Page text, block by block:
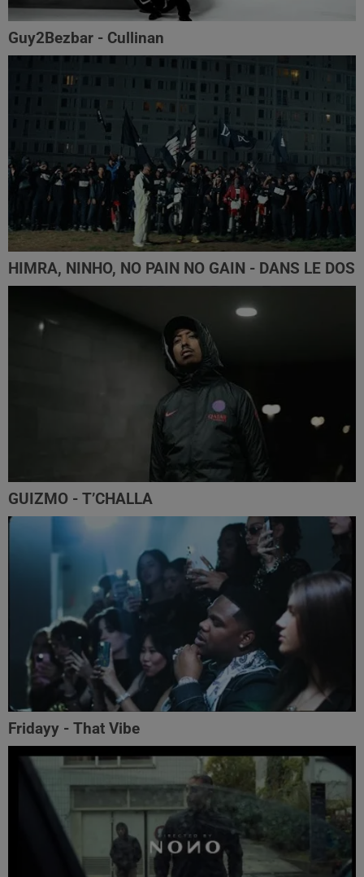
Guy2Bezbar - Cullinan
HIMRA, NINHO, NO PAIN NO GAIN - DANS LE DOS
GUIZMO - T’CHALLA
Fridayy - That Vibe